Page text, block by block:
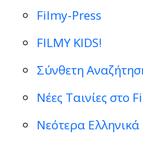
Filmy-Press
FILMY KIDS!
Σύνθετη
Νέες Ταινίες στο
Νεότερα